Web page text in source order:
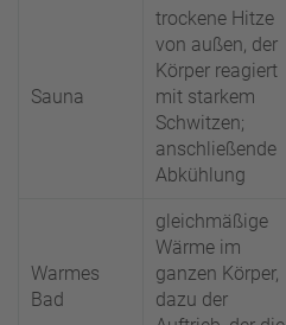
Sauna
trockene Hitze
von außen, der
Körper reagiert
mit starkem
Schwitzen;
anschließende
Abkühlung
Warmes
Bad
gleichmäßige
Wärme im
ganzen Körper,
dazu der